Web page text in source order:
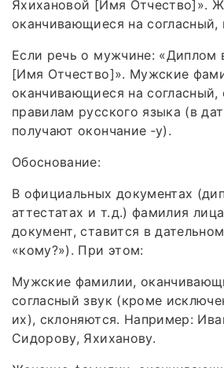
Яхихановой [Имя Отчество]».
оканчивающиеся на согласный,
Если речь о мужчине: «Диплом
[Имя Отчество]». Мужские
оканчивающиеся на согласный,
правилам русского языка (в
получают окончание ‑у).
Обоснование:
В официальных документах
аттестатах и т. д.) фамилия
документ, ставится в
«кому?»). При этом:
Мужские фамилии,
согласный звук (кроме
их), склоняются. Например:
Сидорову, Яхиханову.